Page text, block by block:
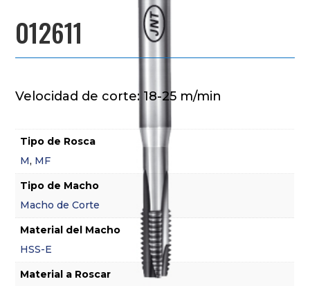
012611
Velocidad de corte: 18-25 m/min
Tipo de Rosca
M, MF
Tipo de Macho
Macho de Corte
Material del Macho
HSS-E
Material a Roscar